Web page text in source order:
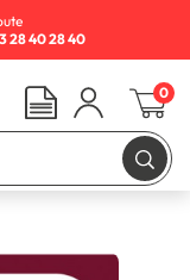
28 40 28 40
0